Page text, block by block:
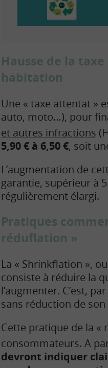
Hausse de la
habitation
Une « taxe attentat »
auto, moto…), pour
et autres infractions
5,90 € à 6,50 €, soit
L’augmentation de
garantie, supérieur à
régulièrement élargi.
Pratiques
réduflation »
La « Shrinkflation »,
consiste à réduire la
l’augmenter. C’est,
sans réduction de
Cette pratique de la
consommateurs. A
devront indiquer